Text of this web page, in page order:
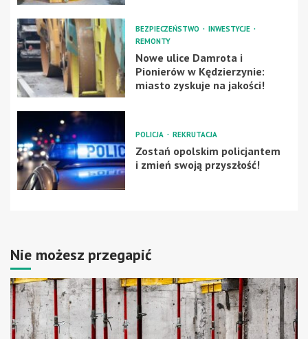
BEZPIECZEŃSTWO
INWESTYCJE
REMONTY
Nowe ulice Damrota i
Pionierów w Kędzierzynie:
miasto zyskuje na jakości!
POLICJA REKRUTACJA
Zostań opolskim policjantem
i zmień swoją przyszłość!
Nie możesz przegapić